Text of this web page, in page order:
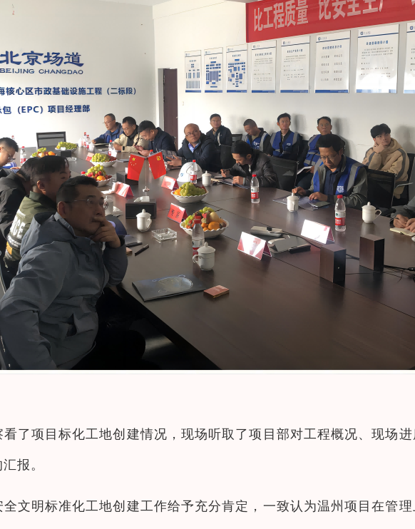
了项目标化工地创建情况，现场听取了项目部对工程概况、现场进
报。
文明标准化工地创建工作给予充分肯定，一致认为温州项目在管